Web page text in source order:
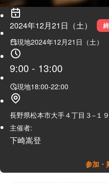
2024年12月21日（土）
現地2024年12月21日（土）
9:00 - 13:00
現地18:00-22:00
長野県松本市大手４丁目３−１９
主催者:
下崎嵩登
参加・